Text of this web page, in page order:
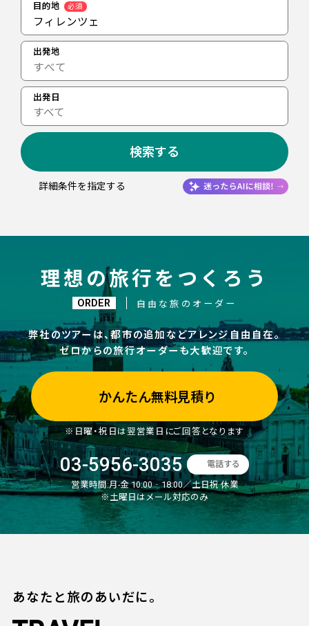
目的地 必須
フィレンツェ
出発地
出発日
すべて
検索する
詳細条件を指定する
理想の旅行をつくろう
ORDER 自由な旅のオーダー
弊社のツアーは、都市の追加などアレンジ自由自在。
ゼロからの旅行オーダーも大歓迎です。
かんたん無料見積り
※日曜・祝日は翌営業日にご回答となります
03-5956-3035 電話する
営業時間:月-金 10:00‐18:00／土日祝 休業
※土曜日はメール対応のみ
あなたと旅のあいだに。